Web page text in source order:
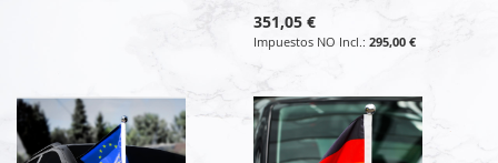
351,05 €
295,00 €